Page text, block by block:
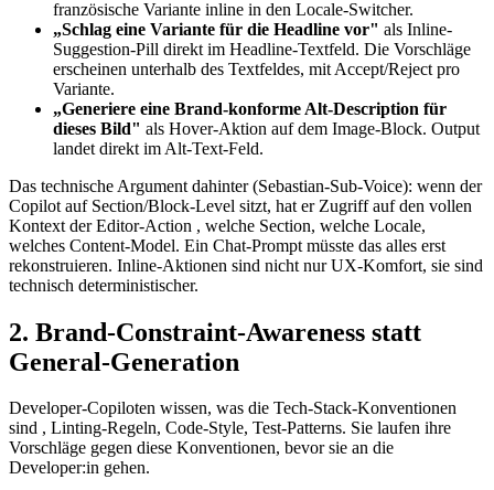
französische Variante inline in den Locale-Switcher.
„Schlag eine Variante für die Headline vor" als Inline-
Suggestion-Pill direkt im Headline-Textfeld. Die Vorschläge
erscheinen unterhalb des Textfeldes, mit Accept/Reject pro
Variante.
„Generiere eine Brand-konforme Alt-Description für
dieses Bild" als Hover-Aktion auf dem Image-Block. Output
landet direkt im Alt-Text-Feld.
Das technische Argument dahinter (Sebastian-Sub-Voice): wenn der
Copilot auf Section/Block-Level sitzt, hat er Zugriff auf den vollen
Kontext der Editor-Action , welche Section, welche Locale,
welches Content-Model. Ein Chat-Prompt müsste das alles erst
rekonstruieren. Inline-Aktionen sind nicht nur UX-Komfort, sie sind
technisch deterministischer.
2. Brand-Constraint-Awareness statt
General-Generation
Developer-Copiloten wissen, was die Tech-Stack-Konventionen
sind , Linting-Regeln, Code-Style, Test-Patterns. Sie laufen ihre
Vorschläge gegen diese Konventionen, bevor sie an die
Developer:in gehen.